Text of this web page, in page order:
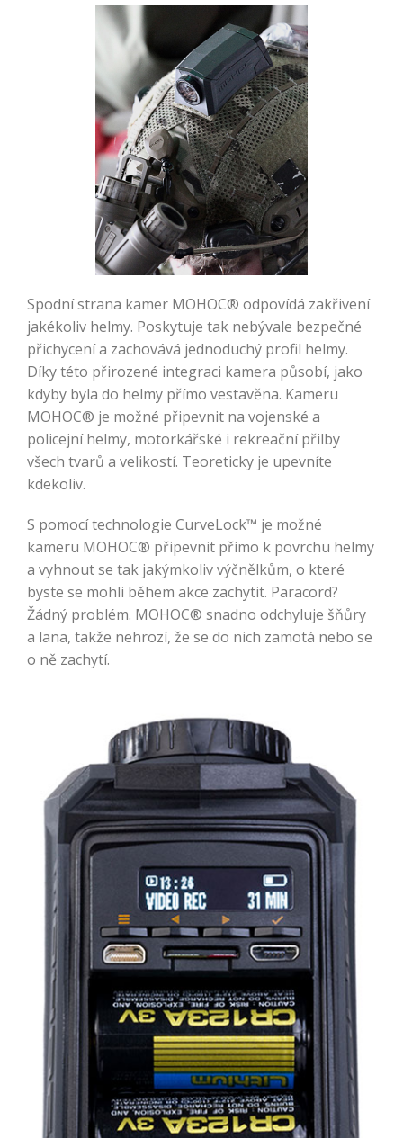
Spodní strana kamer MOHOC® odpovídá zakřivení
jakékoliv helmy. Poskytuje tak nebývale bezpečné
přichycení a zachovává jednoduchý profil helmy.
Díky této přirozené integraci kamera působí, jako
kdyby byla do helmy přímo vestavěna. Kameru
MOHOC® je možné připevnit na vojenské a
policejní helmy, motorkářské i rekreační přilby
všech tvarů a velikostí. Teoreticky je upevníte
kdekoliv.
S pomocí technologie CurveLock™ je možné
kameru MOHOC® připevnit přímo k povrchu helmy
a vyhnout se tak jakýmkoliv výčnělkům, o které
byste se mohli během akce zachytit. Paracord?
Žádný problém. MOHOC® snadno odchyluje šňůry
a lana, takže nehrozí, že se do nich zamotá nebo se
o ně zachytí.